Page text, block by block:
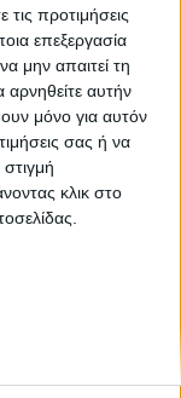
τις προτιμήσεις
επεξεργασία
μην απαιτεί τη
αυτήν
μόνο για αυτόν
σας ή να
κλικ στο